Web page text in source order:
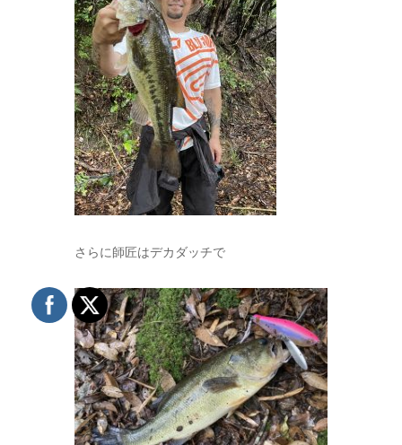
さらに師匠はデカダッチで